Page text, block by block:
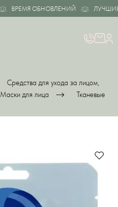
ВРЕМЯ ОБНОВЛЕНИЙ ЛУЧШИЕ
Средства для ухода за лицом,
Маски для лица
Тканевые